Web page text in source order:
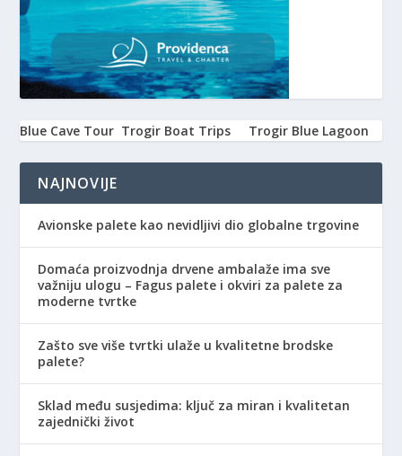
Blue Cave Tour Trogir Boat Trips Trogir Blue Lagoon
NAJNOVIJE
Avionske palete kao nevidljivi dio globalne trgovine
Domaća proizvodnja drvene ambalaže ima sve
važniju ulogu – Fagus palete i okviri za palete za
moderne tvrtke
Zašto sve više tvrtki ulaže u kvalitetne brodske
palete?
Sklad među susjedima: ključ za miran i kvalitetan
zajednički život